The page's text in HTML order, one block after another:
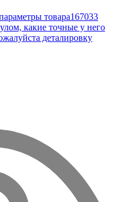
товара167033
какие точные у него
деталировку